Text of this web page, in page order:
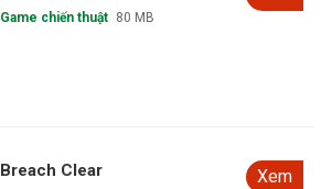
Game chiến thuật 80 MB
Breach Clear Xem